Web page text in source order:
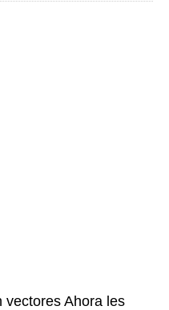
vectores Ahora les